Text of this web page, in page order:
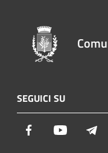
SEGUICI SU
Facebook Youtube